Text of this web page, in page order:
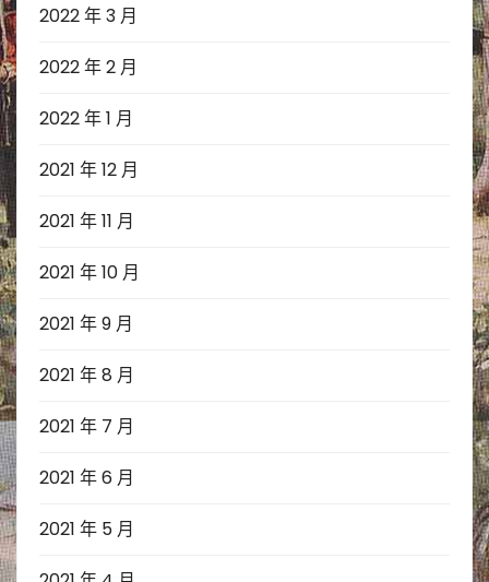
2022 年 3 月
2022 年 2 月
2022 年 1 月
2021 年 12 月
2021 年 11 月
2021 年 10 月
2021 年 9 月
2021 年 8 月
2021 年 7 月
2021 年 6 月
2021 年 5 月